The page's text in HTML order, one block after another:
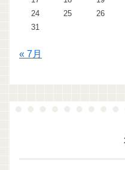
24
25 26
31
« 7月